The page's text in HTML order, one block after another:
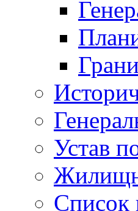
Устав
Список